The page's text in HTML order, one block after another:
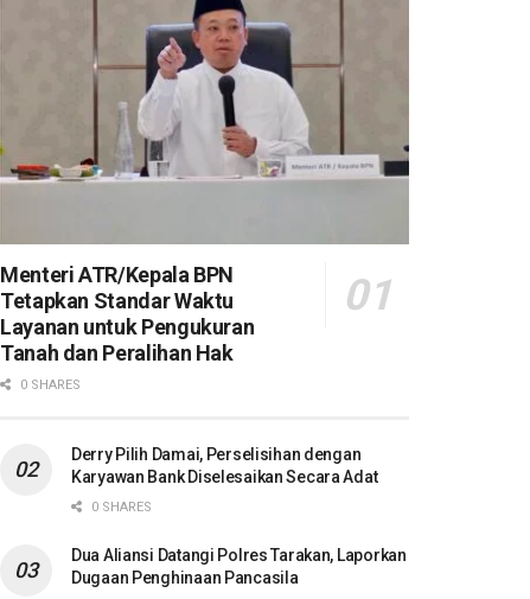
Menteri ATR/Kepala BPN
Tetapkan Standar Waktu
Layanan untuk Pengukuran
Tanah dan Peralihan Hak
0 SHARES
Derry Pilih Damai, Perselisihan dengan
Karyawan Bank Diselesaikan Secara Adat
0 SHARES
Dua Aliansi Datangi Polres Tarakan, Laporkan
Dugaan Penghinaan Pancasila